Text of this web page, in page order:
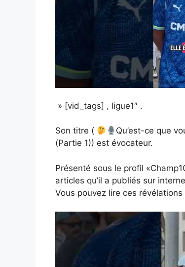
» [vid_tags] , ligue1″ .
Son titre (
Qu’est-ce que
(Partie 1)) est évocateur.
Présenté sous le profil
articles qu’il a publiés sur
Vous pouvez lire ces